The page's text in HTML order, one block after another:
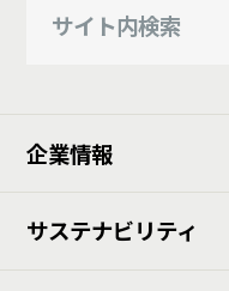
企業情報
サステナビリティ